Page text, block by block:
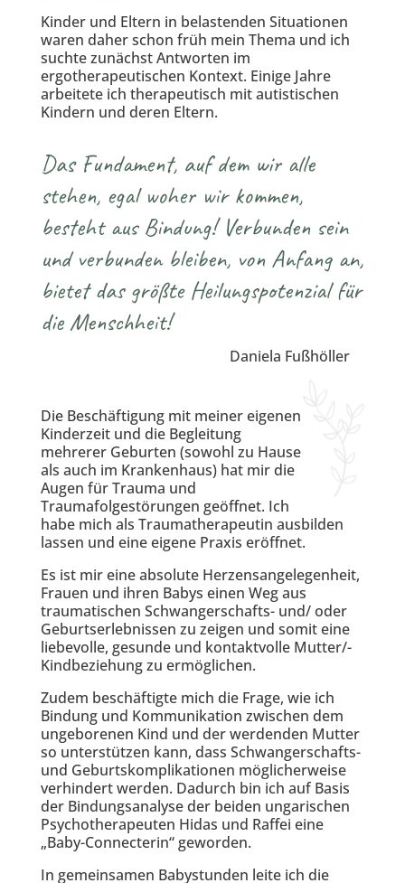
Kinder und Eltern in belastenden Situationen
waren daher schon früh mein Thema und ich
suchte zunächst Antworten im
ergotherapeutischen Kontext. Einige Jahre
arbeitete ich therapeutisch mit autistischen
Kindern und deren Eltern.
Das Fundament, auf dem wir alle
stehen, egal woher wir kommen,
besteht aus Bindung! Verbunden sein
und verbunden bleiben, von Anfang an,
bietet das größte Heilungspotenzial für
die Menschheit!
Daniela Fußhöller
Die Beschäftigung mit meiner eigenen
Kinderzeit und die Begleitung
mehrerer Geburten (sowohl zu Hause
als auch im Krankenhaus) hat mir die
Augen für Trauma und
Traumafolgestörungen geöffnet. Ich
habe mich als Traumatherapeutin ausbilden
lassen und eine eigene Praxis eröffnet.
Es ist mir eine absolute Herzensangelegenheit,
Frauen und ihren Babys einen Weg aus
traumatischen Schwangerschafts- und/ oder
Geburtserlebnissen zu zeigen und somit eine
liebevolle, gesunde und kontaktvolle Mutter/-
Kindbeziehung zu ermöglichen.
Zudem beschäftigte mich die Frage, wie ich
Bindung und Kommunikation zwischen dem
ungeborenen Kind und der werdenden Mutter
so unterstützen kann, dass Schwangerschafts-
und Geburtskomplikationen möglicherweise
verhindert werden. Dadurch bin ich auf Basis
der Bindungsanalyse der beiden ungarischen
Psychotherapeuten Hidas und Raffei eine
„Baby-Connecterin“ geworden.
In gemeinsamen Babystunden leite ich die